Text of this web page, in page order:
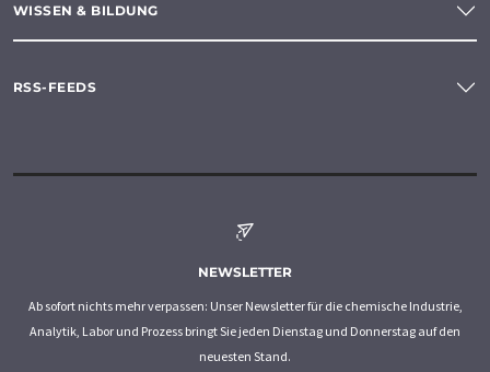
WISSEN & BILDUNG
RSS-FEEDS
NEWSLETTER
Ab sofort nichts mehr verpassen: Unser Newsletter für die chemische Industrie,
Analytik, Labor und Prozess bringt Sie jeden Dienstag und Donnerstag auf den
neuesten Stand.